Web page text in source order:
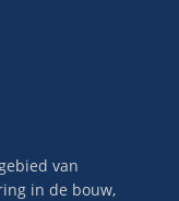
van
in de bouw,